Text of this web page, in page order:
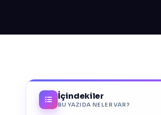
İçindekiler
BU YAZIDA NELER VAR?